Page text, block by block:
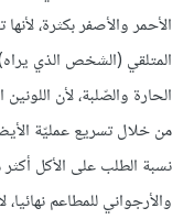
الأحمر والأصفر بكثرة،
المتلقي (الشخص الذي
الحارة والصّلبة، لأن
من خلال تسريع عمليّة
نسبة الطلب على الأكل
والأرجواني للمطاعم